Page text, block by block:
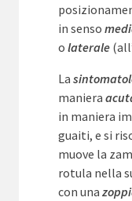
in senso
o laterale
La
maniera
in maniera
guaiti, e si
muove la
rotula nella
con una